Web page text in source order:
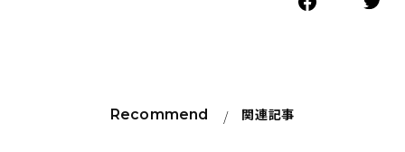
Recommend 関連記事